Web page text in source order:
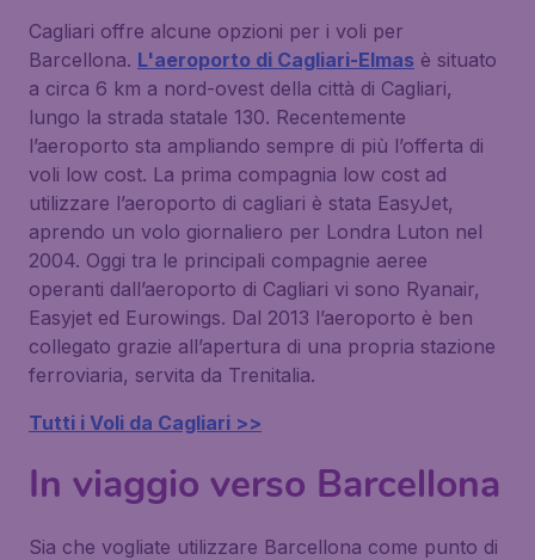
Cagliari offre alcune opzioni per i voli per
Barcellona. L'aeroporto di Cagliari-Elmas è situato
a circa 6 km a nord-ovest della città di Cagliari,
lungo la strada statale 130. Recentemente
l’aeroporto sta ampliando sempre di più l’offerta di
voli low cost. La prima compagnia low cost ad
utilizzare l’aeroporto di cagliari è stata EasyJet,
aprendo un volo giornaliero per Londra Luton nel
2004. Oggi tra le principali compagnie aeree
operanti dall’aeroporto di Cagliari vi sono Ryanair,
Easyjet ed Eurowings. Dal 2013 l’aeroporto è ben
collegato grazie all’apertura di una propria stazione
ferroviaria, servita da Trenitalia.
Tutti i Voli da Cagliari >>
In viaggio verso Barcellona
Sia che vogliate utilizzare Barcellona come punto di